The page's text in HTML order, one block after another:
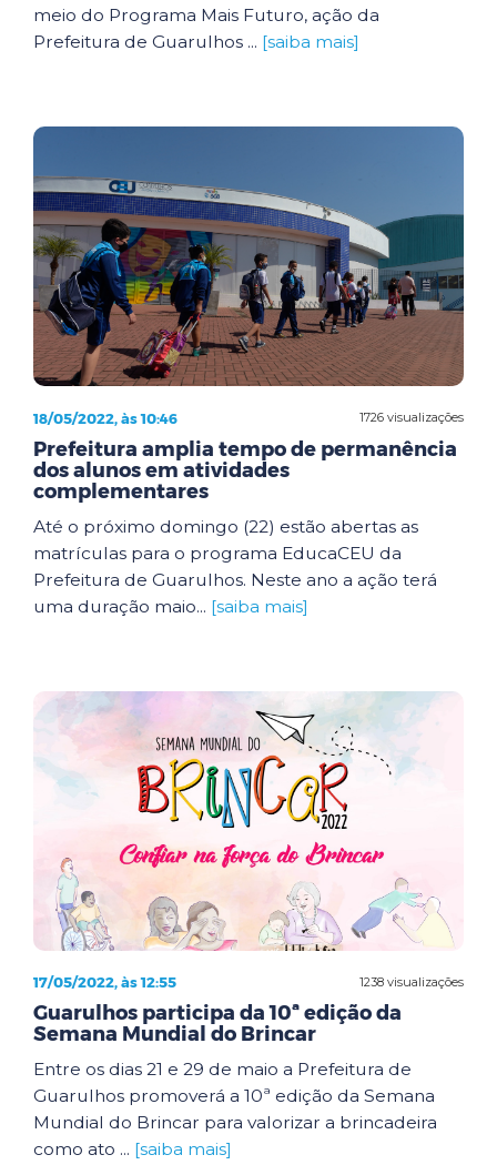
meio do Programa Mais Futuro, ação da
Prefeitura de Guarulhos ... [saiba mais]
1726 visualizações
18/05/2022, às 10:46
Prefeitura amplia tempo de permanência
dos alunos em atividades
complementares
Até o próximo domingo (22) estão abertas as
matrículas para o programa EducaCEU da
Prefeitura de Guarulhos. Neste ano a ação terá
uma duração maio... [saiba mais]
1238 visualizações
17/05/2022, às 12:55
Guarulhos participa da 10ª edição da
Semana Mundial do Brincar
Entre os dias 21 e 29 de maio a Prefeitura de
Guarulhos promoverá a 10ª edição da Semana
Mundial do Brincar para valorizar a brincadeira
como ato ... [saiba mais]